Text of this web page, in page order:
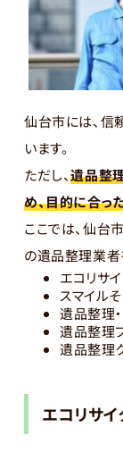
仙台市には、信
います。
ただし、遺品整
め、目的に合っ
ここでは、仙台
の遺品整理業者
エコリサ
スマイル
遺品整理
遺品整理
遺品整理
エコリサ